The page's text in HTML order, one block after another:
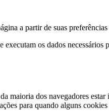
a partir de suas
os dados
maioria dos navegadores
para quando alguns